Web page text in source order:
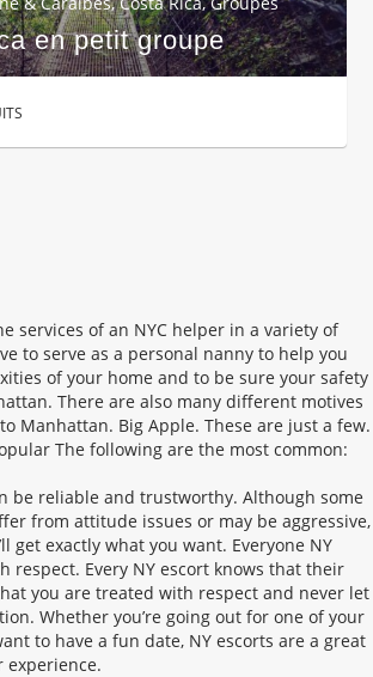
en petit groupe
services of an NYC helper in a variety of
to serve as a personal nanny to help you
of your home and to be sure your safety
There are also many different motives
Manhattan. Big Apple. These are just a few.
The following are the most common:
be reliable and trustworthy. Although some
from attitude issues or may be aggressive,
get exactly what you want. Everyone NY
respect. Every NY escort knows that their
you are treated with respect and never let
Whether you’re going out for one of your
to have a fun date, NY escorts are a great
experience.